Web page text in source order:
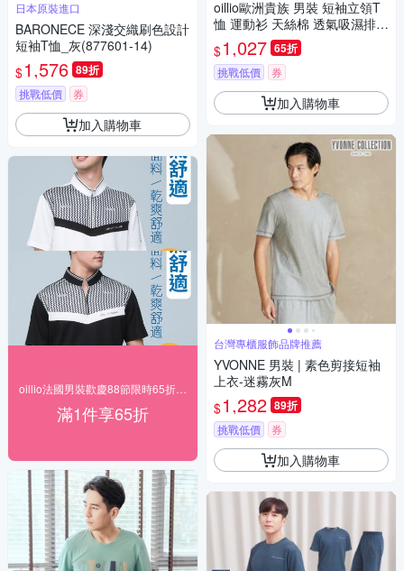
日本原裝進口
BARONECE 深淺交織刷色設計
短袖T恤_灰(877601-14)
$1,576 89折
挑戰低價 券
加入購物車
滿1件享65折
oillio歐洲貴族 男裝 短袖立領T
恤 運動衫 天絲棉 透氣吸濕排汗
彈力防皺 黑色 法國品牌
$1,027 65折
挑戰低價 券
加入購物車
台灣專櫃服飾品牌推薦
YVONNE 男裝 | 素色剪接短袖
上衣-迷霧灰M
$1,282 89折
挑戰低價 券
加入購物車